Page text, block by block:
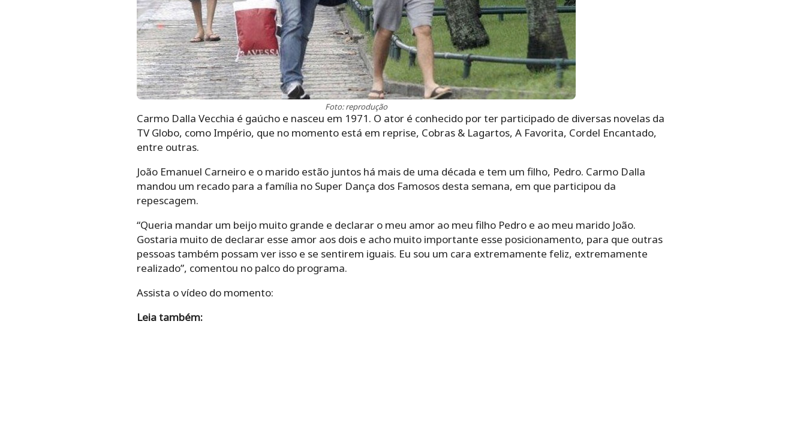
Foto: reprodução
Carmo Dalla Vecchia é gaúcho e nasceu em 1971. O ator é conhecido por ter participado de diversas novelas da
TV Globo, como Império, que no momento está em reprise, Cobras & Lagartos, A Favorita, Cordel Encantado,
entre outras.
João Emanuel Carneiro e o marido estão juntos há mais de uma década e tem um filho, Pedro. Carmo Dalla
mandou um recado para a família no Super Dança dos Famosos desta semana, em que participou da
repescagem.
“Queria mandar um beijo muito grande e declarar o meu amor ao meu filho Pedro e ao meu marido João.
Gostaria muito de declarar esse amor aos dois e acho muito importante esse posicionamento, para que outras
pessoas também possam ver isso e se sentirem iguais. Eu sou um cara extremamente feliz, extremamente
realizado”, comentou no palco do programa.
Assista o vídeo do momento:
Leia também: